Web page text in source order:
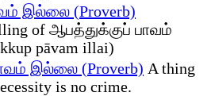
இல்லை (Proverb)
of ஆபத்துக்குப் பாவம்
pāvam illai)
இல்லை (Proverb) A thing
is no crime.